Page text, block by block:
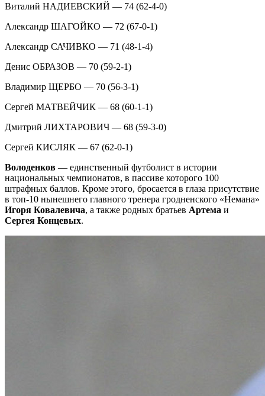
Виталий НАДИЕВСКИЙ — 74 (62-4-0)
Александр ШАГОЙКО — 72 (67-0-1)
Александр САЧИВКО — 71 (48-1-4)
Денис ОБРАЗОВ — 70 (59-2-1)
Владимир ЩЕРБО — 70 (56-3-1)
Сергей МАТВЕЙЧИК — 68 (60-1-1)
Дмитрий ЛИХТАРОВИЧ — 68 (59-3-0)
Сергей КИСЛЯК — 67 (62-0-1)
Володенков — единственный футболист в истории
национальных чемпионатов, в пассиве которого 100
штрафных баллов. Кроме этого, бросается в глаза присутствие
в топ-10 нынешнего главного тренера гродненского «Немана»
Игоря Ковалевича, а также родных братьев Артема и
Сергея Концевых.